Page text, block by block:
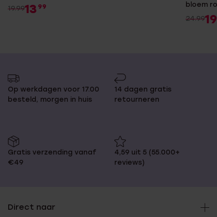
19.9913 99
bloem
24.9919
Op werkdagen voor 17.00
besteld, morgen in huis
14 dagen gratis
retourneren
Gratis verzending vanaf
€49
4,59 uit 5 (55.000+
reviews)
Direct naar